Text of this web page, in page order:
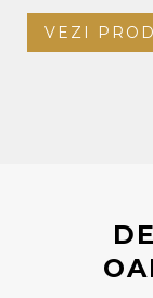
VEZI